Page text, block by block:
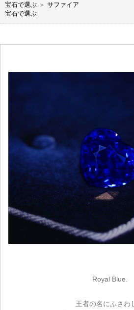
宝石で選ぶ ＞ サファイア
宝石で選ぶ
Royal Blue.
王者の名にふさわ